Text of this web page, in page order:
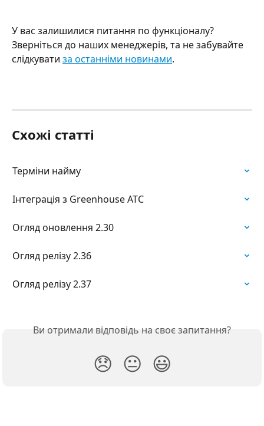
У вас залишилися питання по функціоналу?
Зверніться до наших менеджерів, та не забувайте
слідкувати за останніми новинами.
Схожі статті
Терміни найму
Інтеграція з Greenhouse ATC
Огляд оновлення 2.30
Огляд релізу 2.36
Огляд релізу 2.37
Ви отримали відповідь на своє запитання?
😞 😐 😃